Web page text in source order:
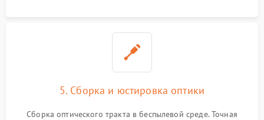
5. Сборка и юстировка оптики
Сборка оптического тракта в беспылевой среде. Точная